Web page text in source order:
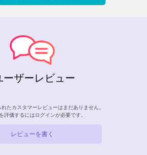
ーザーレビュー
たカスタマーレビューはまだありません。
評価するには ログインが必要です。
レビューを書く